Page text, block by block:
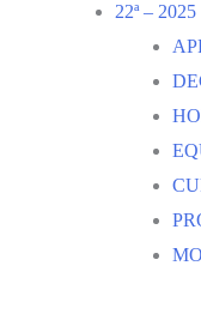
22ª – 2025